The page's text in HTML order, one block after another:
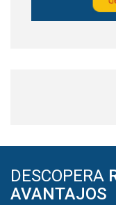
DESCOPERA
AVANTAJOS